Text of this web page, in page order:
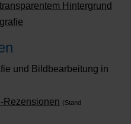
Hintergrund
und Bildbearbeitung in
Rezensionen (Stand